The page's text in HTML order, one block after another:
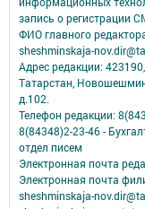
запись о регистрации
ФИО главного
sheshminskaja-
Адрес редакции:
Татарстан,
д.102.
Телефон редакции:
8(84348)2-23-46 -
отдел писем
Электронная почта
Электронная почта
sheshminskaja-